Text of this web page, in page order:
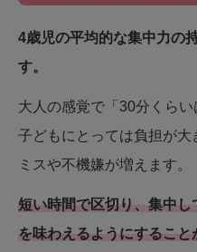
4歳児の平均的な集中力の
す。
大人の感覚で「30分くらい
子どもにとっては負担が
ミスや不機嫌が増えます。
短い時間で区切り、集中
を味わえるようにすること